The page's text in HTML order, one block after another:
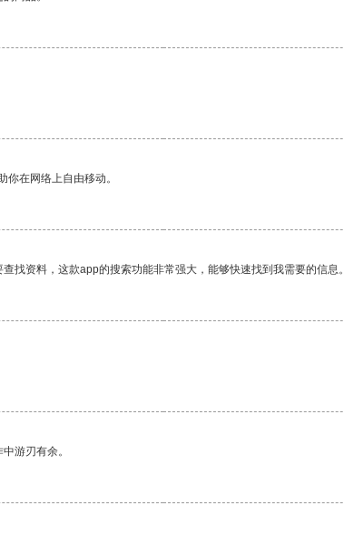
在网络上自由移动。
找资料，这款app的搜索功能非常强大，能够快速找到我需要的信息。
游刃有余。